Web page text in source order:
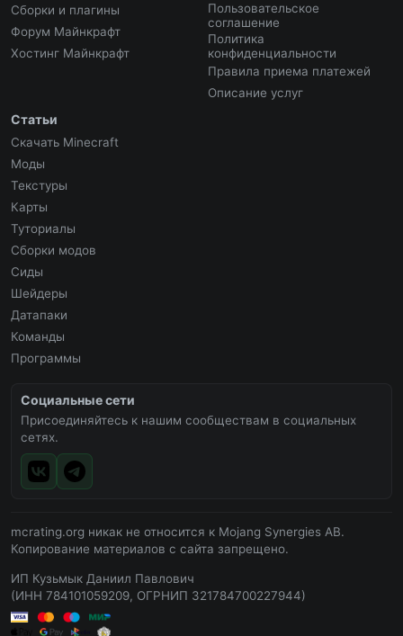
Сборки и плагины
Форум Майнкрафт
Хостинг Майнкрафт
Пользовательское
соглашение
Политика
конфиденциальности
Правила приема платежей
Описание услуг
Статьи
Скачать Minecraft
Моды
Текстуры
Карты
Туториалы
Сборки модов
Сиды
Шейдеры
Датапаки
Команды
Программы
Социальные сети
Присоединяйтесь к нашим сообществам в социальных
сетях.
mcrating.org никак не относится к Mojang Synergies AB.
Копирование материалов с сайта запрещено.
ИП Кузьмык Даниил Павлович
(ИНН 784101059209, ОГРНИП 321784700227944)